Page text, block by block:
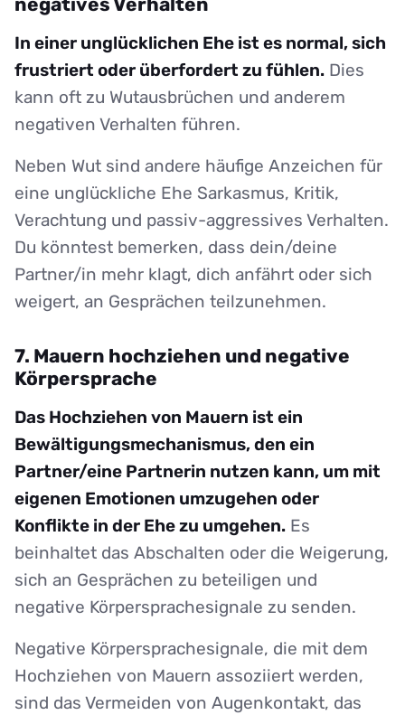
In einer unglücklichen Ehe ist es normal, sich
frustriert oder überfordert zu fühlen. Dies
kann oft zu Wutausbrüchen und anderem
negativen Verhalten führen.
Neben Wut sind andere häufige Anzeichen für
eine unglückliche Ehe Sarkasmus, Kritik,
Verachtung und passiv-aggressives Verhalten.
Du könntest bemerken, dass dein/deine
Partner/in mehr klagt, dich anfährt oder sich
weigert, an Gesprächen teilzunehmen.
7. Mauern hochziehen und negative
Körpersprache
Das Hochziehen von Mauern ist ein
Bewältigungsmechanismus, den ein
Partner/eine Partnerin nutzen kann, um mit
eigenen Emotionen umzugehen oder
Konflikte in der Ehe zu umgehen. Es
beinhaltet das Abschalten oder die Weigerung,
sich an Gesprächen zu beteiligen und
negative Körpersprachesignale zu senden.
Negative Körpersprachesignale, die mit dem
Hochziehen von Mauern assoziiert werden,
sind das Vermeiden von Augenkontakt, das